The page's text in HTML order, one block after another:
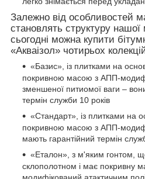
Залежно від особливостей
становлять структуру нашої
сьогодні можна купити
«Акваізол» чотирьох
«Базис», із плитками на
покривною масою з АПП-
зменшеної питиомої ваги –
термін служби 10 років
«Стандарт», із плитками на
покривною масою з АПП-
мають гарантійний термін
«Еталон», з м'яким гонтом,
склополотном і має покривну
модифікований атактичним